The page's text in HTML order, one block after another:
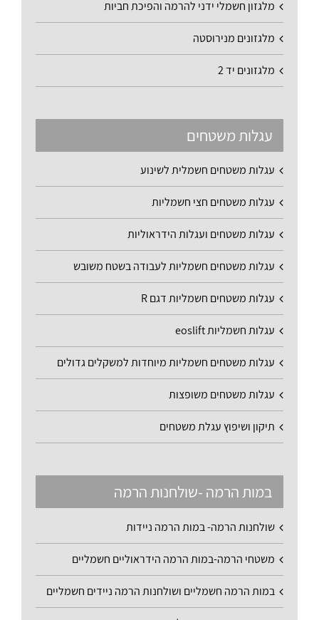
מלגזון חשמלי ידני להרמה והפיכת חביות
מלגזונים מנירוסטה
מלגזונים יד 2
עגלות משטחים
עגלות משטחים חשמלית לשינוע
עגלות משטחים חצי חשמליות
עגלות משטחים ועגלות הידראוליות
עגלות משטחים חשמליות לעבודה בשטח משובש
עגלות משטחים חשמליות דגם R
עגלות חשמליות eoslift
עגלות משטחים חשמליות מיוחדות למשקלים גדולים
עגלות משטחים משופצות
תיקון ושיפוץ עגלת משטחים
במות הרמה -שולחנות הרמה
שולחנות הרמה- במות הרמה ניידות
משטחי הרמה-במות הרמה הידראוליים חשמליים
במות הרמה חשמליים ושולחנות הרמה ניידים חשמליים